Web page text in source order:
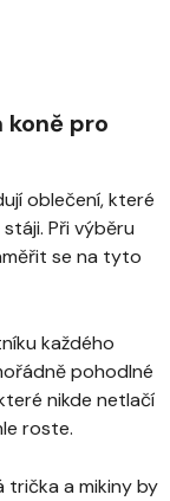
pro
oblečení, které
Při výběru
se na tyto
každého
pohodlné
nikde netlačí
roste.
trička a mikiny by